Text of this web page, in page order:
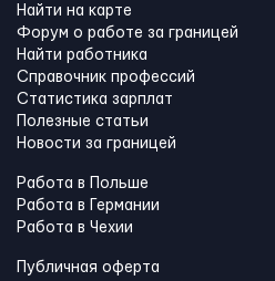
Найти на карте
Форум о работе за границей
Найти работника
Справочник профессий
Статистика зарплат
Полезные статьи
Новости за границей
Работа в Польше
Работа в Германии
Работа в Чехии
Публичная оферта